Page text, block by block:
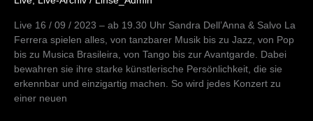
Live 16 / 09 / 2023 – ab 19.30 Uhr Sandra Dell’Anna & Salvo La
Ferrera spielen alles, von tanzbarer Musik bis zu Jazz, von Pop
bis zu Musica Brasileira, von Tango bis zur Avantgarde. Dabei
bewahren sie ihre starke künstlerische Persönlichkeit, die sie
erkennbar und einzigartig machen. So wird jedes Konzert zu
einer neuen